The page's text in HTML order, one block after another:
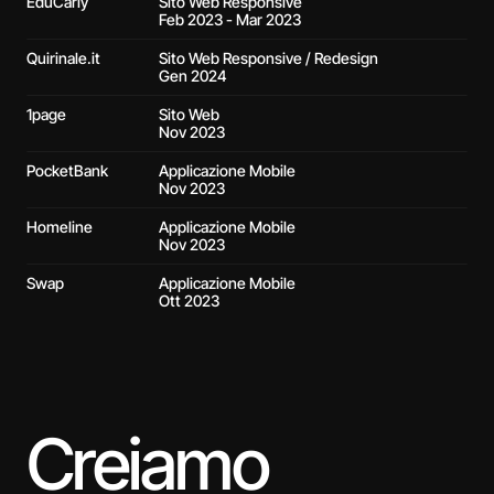
Feb 2023 - Mar 2023
Quirinale.it
Sito Web Responsive / Redesign
Gen 2024
1page
Sito Web
Nov 2023
PocketBank
Applicazione Mobile
Nov 2023
Homeline
Applicazione Mobile
Nov 2023
Swap
Applicazione Mobile
Ott 2023
Creiamo